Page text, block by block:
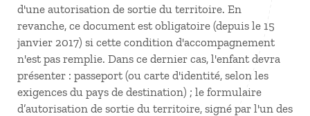
d'une autorisation de sortie du territoire. En
revanche, ce document est obligatoire (depuis le 15
janvier 2017) si cette condition d'accompagnement
n'est pas remplie. Dans ce dernier cas, l'enfant devra
présenter : passeport (ou carte d'identité, selon les
exigences du pays de destination) ; le formulaire
d’autorisation de sortie du territoire, signé par l'un des